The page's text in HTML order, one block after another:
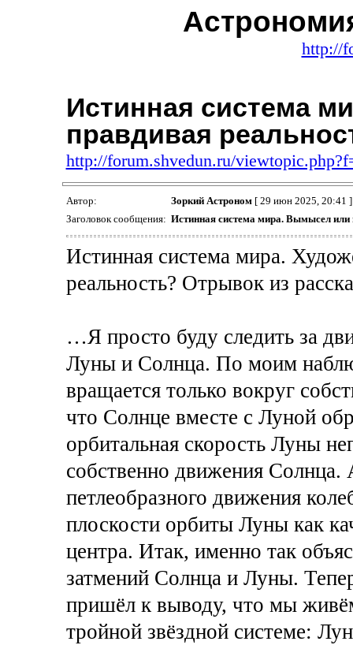
http://
Истинная система
правдивая
http://forum.shvedun.ru/
Автор: Зоркий Астроном[ 29 июн 2025, 20:41 ]
Заголовок сообщения: Истинная система мира. Вымысел или
Истинная система мира.
реальность? Отрывок из
…Я просто буду следить за
Луны и Солнца. По моим
вращается только вокруг
что Солнце вместе с Луной
орбитальная скорость Луны
собственно движения Солнца.
петлеобразного движения
плоскости орбиты Луны как
центра. Итак, именно так
затмений Солнца и Луны.
пришёл к выводу, что мы
тройной звёздной системе: